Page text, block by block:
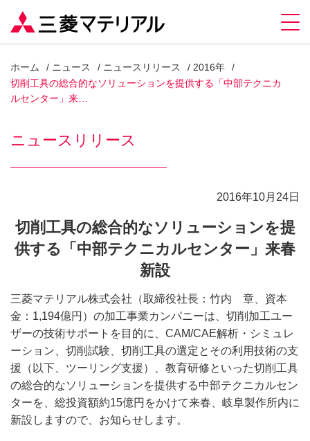
ホーム ニュース ニュースリリース
2016年
切削工具の総合的なソリューションを提供する「中部テクニカ
ルセンター」来…
ニュースリリース
2016年10月24日
切削工具の総合的なソリューションを提
供する「中部テクニカルセンター」来春
新設
三菱マテリアル株式会社（取締役社長：竹内 章、資本
金：1,194億円）の加工事業カンパニーは、切削加工ユー
ザーの技術サポートを目的に、CAM/CAE解析・シミュレ
ーション、切削試験、切削工具の選定とその利用技術の支
援（以下、ツーリング支援）、教育研修といった切削工具
の総合的なソリューションを提供する中部テクニカルセン
ターを、総投資額約15億円をかけて来春、岐阜製作所内に
新設しますので、お知らせします。